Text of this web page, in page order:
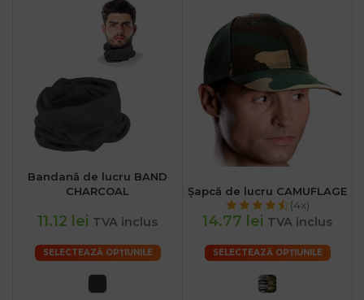
Bandană de lucru BAND
CHARCOAL
11.12 lei TVA inclus
SELECTEAZĂ OPȚIUNILE
Șapcă de lucru CAMUFLAGE
(4x)
14.77 lei TVA inclus
SELECTEAZĂ OPȚIUNILE